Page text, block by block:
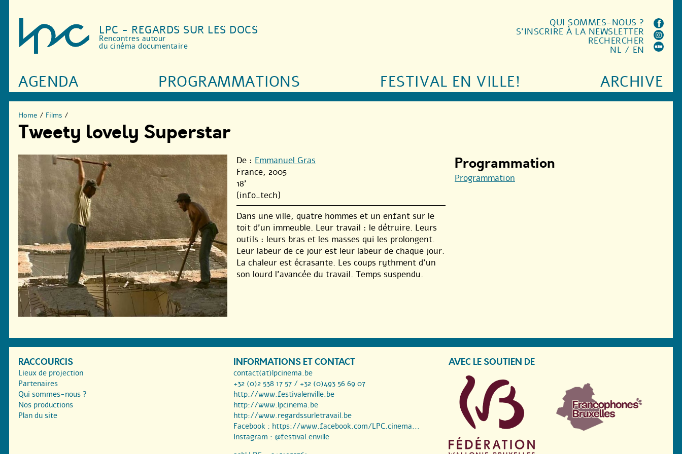
LPC - REGARDS SUR LES DOCS
Rencontres autour
du cinéma documentaire
AGENDA PROGRAMMATIONS FESTIVAL EN VILLE! ARCHIVE
QUI SOMMES-NOUS ?
S'INSCRIRE À LA NEWSLETTER
RECHERCHER
NL / EN
Home / Films /
Tweety lovely Superstar
De : Emmanuel Gras
France, 2005
18'
{info_tech}
Dans une ville, quatre hommes et un enfant sur le
toit d’un immeuble. Leur travail : le détruire. Leurs
outils : leurs bras et les masses qui les prolongent.
Leur labeur de ce jour est leur labeur de chaque jour.
La chaleur est écrasante. Les coups rythment d’un
son lourd l’avancée du travail. Temps suspendu.
Programmation
Programmation
RACCOURCIS
Lieux de projection
Partenaires
Qui sommes-nous ?
Nos productions
Plan du site
INFORMATIONS ET CONTACT
contact(at)lpcinema.be
+32 (0)2 538 17 57 / +32 (0)493 56 69 07
http://www.festivalenville.be
http://www.lpcinema.be
http://www.regardssurletravail.be
Facebook : https://www.facebook.com/LPC.cinema...
Instagram : @festival.enville
AVEC LE SOUTIEN DE